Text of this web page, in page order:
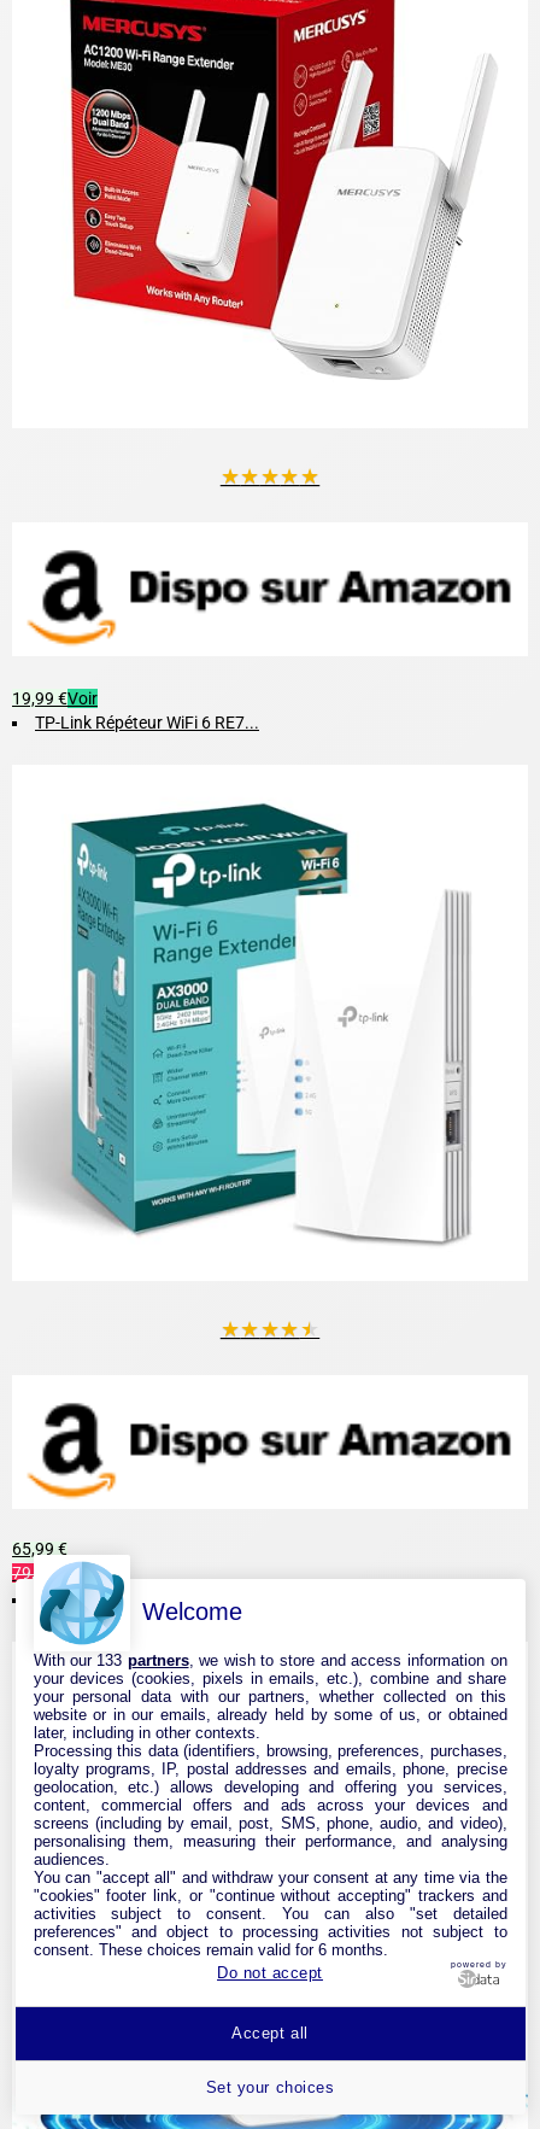
★★★★★
19,99 €Voir
TP-Link Répéteur WiFi 6 RE7...
★★★★★
65,99 €
79,99 €Voir
NEWFAST Répéteur WiFi Puiss...
Welcome
With our 133 partners, we wish to store and access information on
your devices (cookies, pixels in emails, etc.), combine and share
your personal data with our partners, whether collected on this
website or in our emails, already held by some of us, or obtained
later, including in other contexts.
Processing this data (identifiers, browsing, preferences, purchases,
loyalty programs, IP, postal addresses and emails, phone, precise
geolocation, etc.) allows developing and offering you services,
content, commercial offers and ads across your devices and
screens (including by email, post, SMS, phone, audio, and video),
personalising them, measuring their performance, and analysing
audiences.
You can "accept all" and withdraw your consent at any time via the
"cookies" footer link, or "continue without accepting" trackers and
activities subject to consent. You can also "set detailed
preferences" and object to processing activities not subject to
consent. These choices remain valid for 6 months.
Do not accept
powered by
Set your choices
Accept all